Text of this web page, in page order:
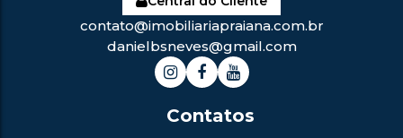
contato@imobiliariapraiana.com.br
danielbsneves@gmail.com